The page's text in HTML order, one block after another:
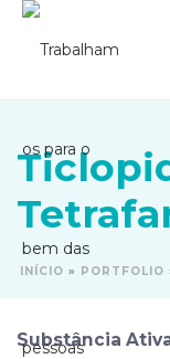
INÍCIO » PORTFOLIO
Substância